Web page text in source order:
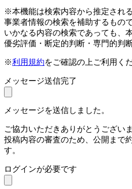
※本機能は検索内容から推定され
事業者情報の検索を補助するもので
いかなる内容の検索であっても、
優劣評価・断定的判断・専門的判
※利用規約をご確認の上ご利用く
メッセージ送信完了
メッセージを送信しました。
ご協力いただきありがとうござい
投稿内容の審査のため、公開まで
す。
ログインが必要です